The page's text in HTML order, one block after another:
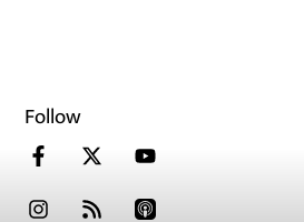
Follow